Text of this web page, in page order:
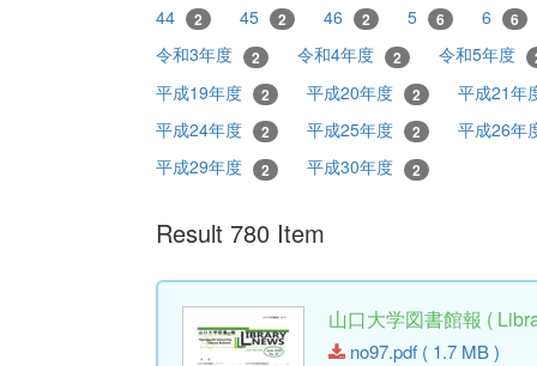
44 2 45 2 46 2 5 6 6 6
令和3年度 2 令和4年度 2 令和5年度
平成19年度 2 平成20年度 2
平成21年
平成24年度
2 平成25年度 2
平成26年
平成29年度
2 平成30年度 2
Result 780 Item
山口大学図書館報 (
no97.pdf ( 1.7 MB )